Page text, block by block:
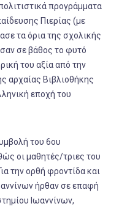
προγράμματα
Πιερίας (με
τα όρια της σχολικής
σε βάθος το φυτό
του αξία από την
αρχαίας Βιβλιοθήκης
εποχή του
του 6ου
οι μαθητές/τριες του
την ορθή φροντίδα και
ήρθαν σε επαφή
Ιωαννίνων,